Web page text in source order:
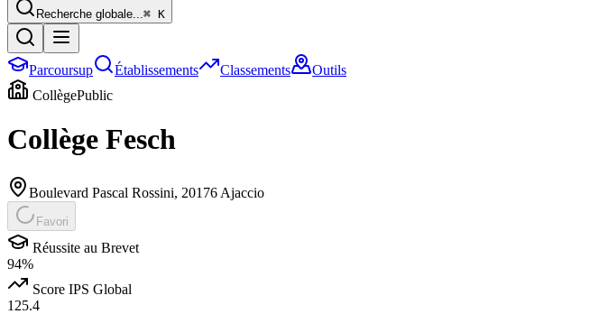
Recherche globale...⌘ K
Parcoursup Établissements Classements
Outils
CollègePublic
Collège Fesch
Boulevard Pascal Rossini, 20176 Ajaccio
Favori
Réussite au Brevet
94%
Score IPS Global
125.4